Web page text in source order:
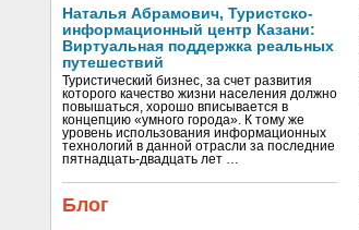
Наталья Абрамович, Туристско-
информационный центр Казани:
Виртуальная поддержка реальных
путешествий
Туристический бизнес, за счет развития
которого качество жизни населения должно
повышаться, хорошо вписывается в
концепцию «умного города». К тому же
уровень использования информационных
технологий в данной отрасли за последние
пятнадцать-двадцать лет …
Блог